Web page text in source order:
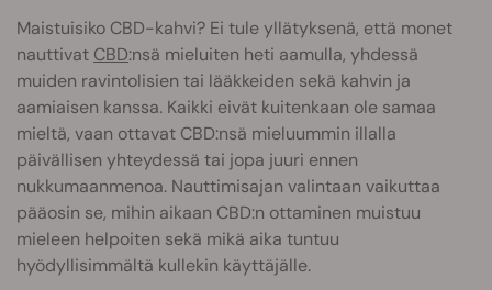
Maistuisiko CBD-kahvi? Ei tule yllätyksenä, että monet
nauttivat CBD:nsä mieluiten heti aamulla, yhdessä
muiden ravintolisien tai lääkkeiden sekä kahvin ja
aamiaisen kanssa. Kaikki eivät kuitenkaan ole samaa
mieltä, vaan ottavat CBD:nsä mieluummin illalla
päivällisen yhteydessä tai jopa juuri ennen
nukkumaanmenoa. Nauttimisajan valintaan vaikuttaa
pääosin se, mihin aikaan CBD:n ottaminen muistuu
mieleen helpoiten sekä mikä aika tuntuu
hyödyllisimmältä kullekin käyttäjälle.